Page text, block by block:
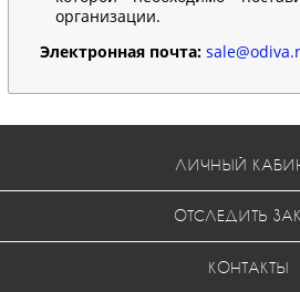
организации.
Электронная почта:
ЛИЧНЫЙ
ОТСЛЕДИТЬ
КОНТАКТЫ